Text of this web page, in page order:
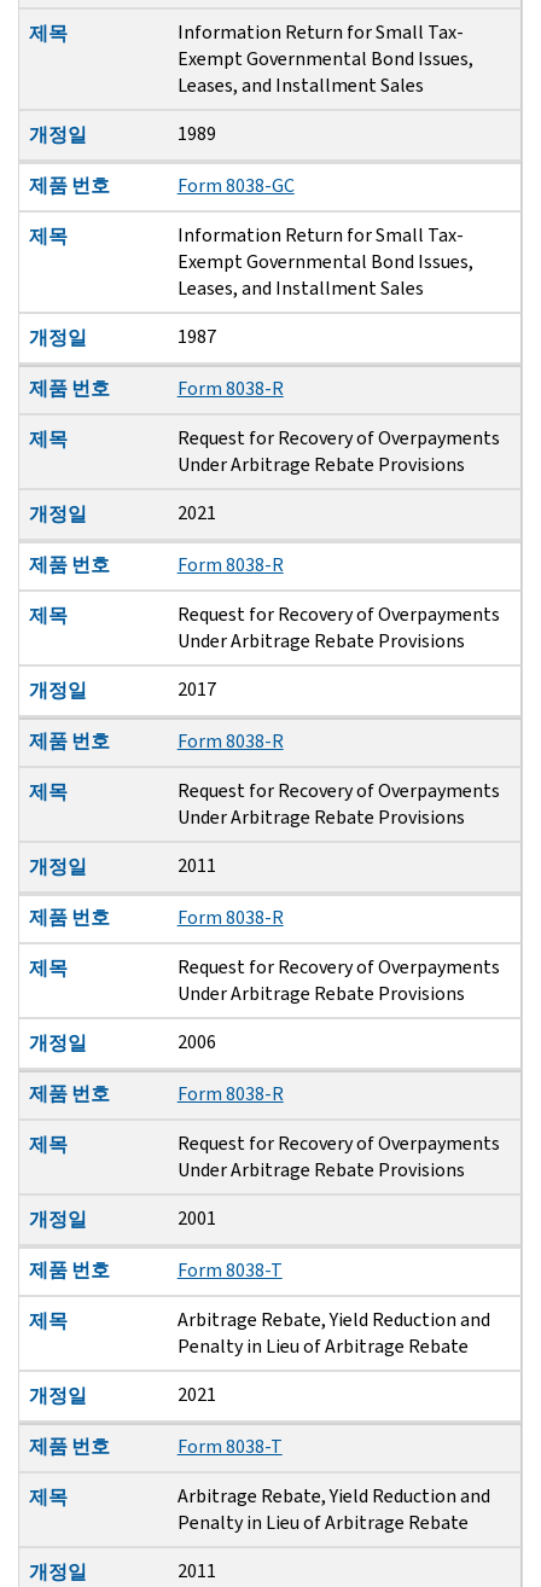
제목
Information Return for Small Tax-
Exempt Governmental Bond Issues,
Leases, and Installment Sales
개정일
1989
제품 번호
Form 8038-GC
제목
Information Return for Small Tax-
Exempt Governmental Bond Issues,
Leases, and Installment Sales
개정일
1987
제품 번호
Form 8038-R
제목
Request for Recovery of Overpayments
Under Arbitrage Rebate Provisions
개정일
2021
제품 번호
Form 8038-R
제목
Request for Recovery of Overpayments
Under Arbitrage Rebate Provisions
개정일
2017
제품 번호
Form 8038-R
제목
Request for Recovery of Overpayments
Under Arbitrage Rebate Provisions
개정일
2011
제품 번호
Form 8038-R
제목
Request for Recovery of Overpayments
Under Arbitrage Rebate Provisions
개정일
2006
제품 번호
Form 8038-R
제목
Request for Recovery of Overpayments
Under Arbitrage Rebate Provisions
개정일
2001
제품 번호
Form 8038-T
제목
Arbitrage Rebate, Yield Reduction and
Penalty in Lieu of Arbitrage Rebate
개정일
2021
제품 번호
Form 8038-T
제목
Arbitrage Rebate, Yield Reduction and
Penalty in Lieu of Arbitrage Rebate
개정일
2011